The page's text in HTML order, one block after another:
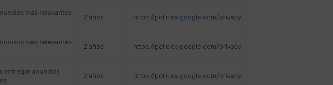
más relevantes
2 años https://policies.google.com/privacy
más relevantes
2 años https://policies.google.com/privacy
entregar anuncios
2 años https://policies.google.com/privacy